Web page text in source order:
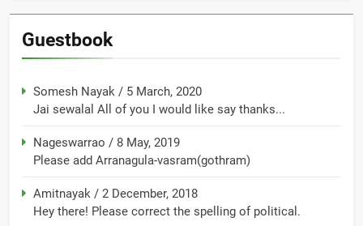
Guestbook
Somesh Nayak / 5 March, 2020
Jai sewalal All of you I would like say thanks...
Nageswarrao / 8 May, 2019
Please add Arranagula-vasram(gothram)
Amitnayak / 2 December, 2018
Hey there! Please correct the spelling of political.